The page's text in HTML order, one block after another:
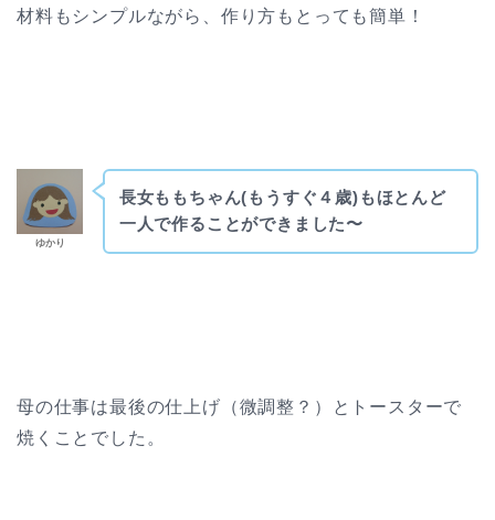
材料もシンプルながら、作り方もとっても簡単！
ゆかり
長女ももちゃん(もうすぐ４歳)もほとんど
一人で作ることができました〜
母の仕事は最後の仕上げ（微調整？）
とトースターで
焼くことでした。